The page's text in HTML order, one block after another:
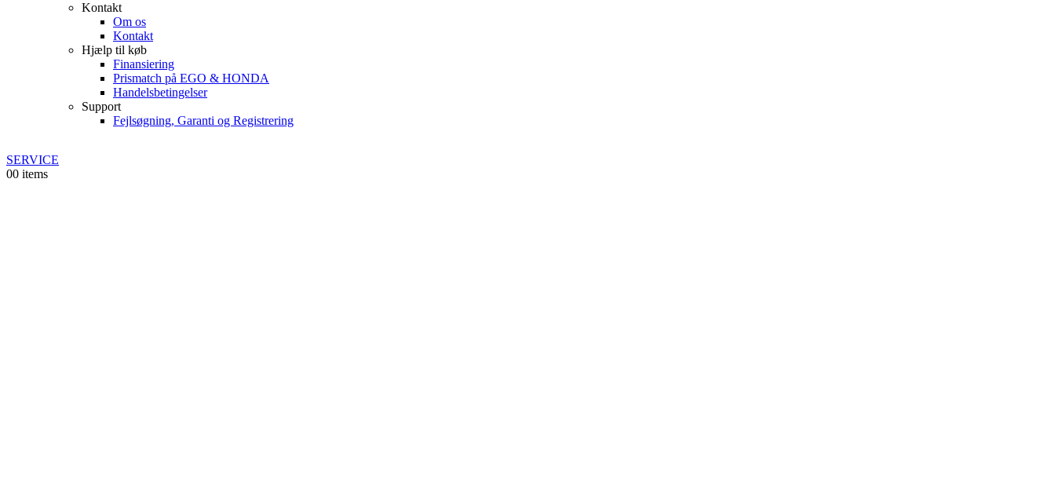
Kontakt
Om os
Kontakt
Hjælp til køb
Finansiering
Prismatch på EGO & HONDA
Handelsbetingelser
Support
Fejlsøgning, Garanti og Registrering
SERVICE
00 items